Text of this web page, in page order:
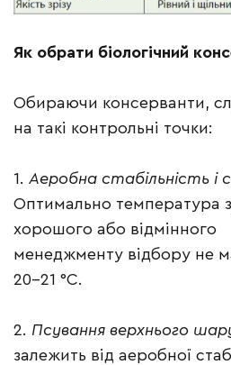
Як обрати біологічний
Обираючи консерванти,
на такі контрольні точки:
1. Аеробна стабільність і
Оптимально температура
хорошого або відмінного
менеджменту відбору не
20–21 °С.
2. Псування верхнього
залежить від аеробної